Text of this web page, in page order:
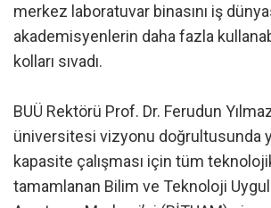
merkez laboratuvar binasını iş
akademisyenlerin daha fazla
kolları sıvadı.
BUÜ Rektörü Prof. Dr. Ferudun
üniversitesi vizyonu doğrultusunda
kapasite çalışması için tüm teknolojik
tamamlanan Bilim ve Teknoloji